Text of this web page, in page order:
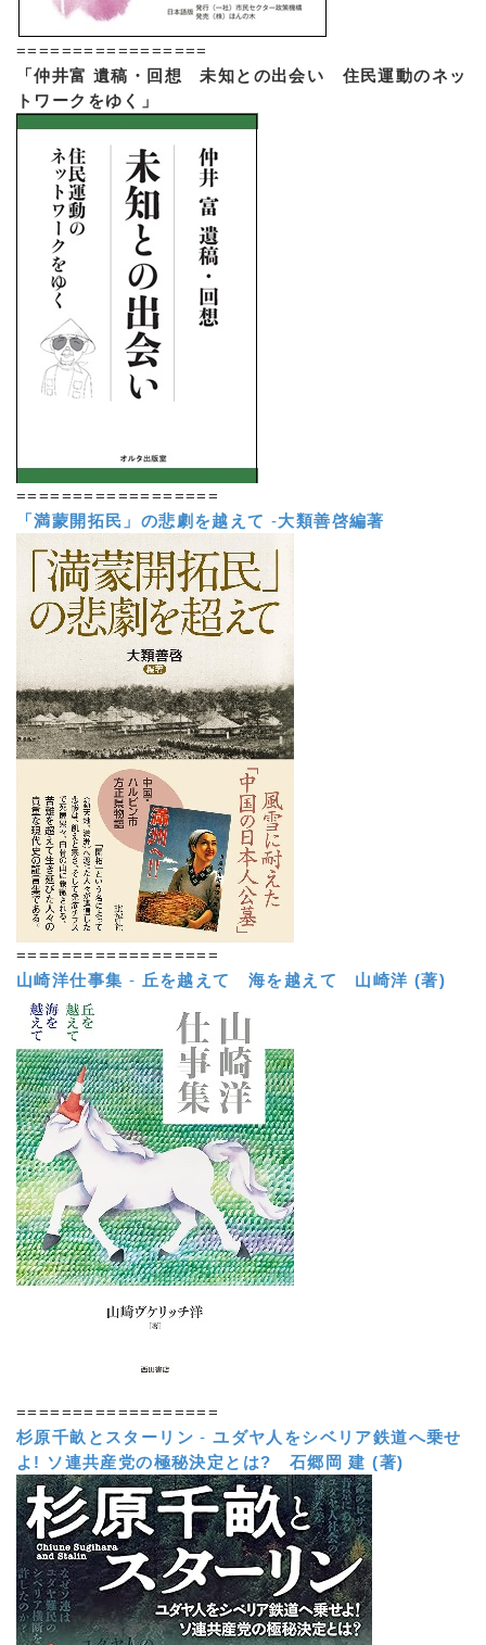
=================
「仲井富 遺稿・回想 未知との出会い 住民運動のネッ
トワークをゆく」
==================
「満蒙開拓民」の悲劇を越えて -大類善啓編著
==================
山崎洋仕事集 - 丘を越えて 海を越えて 山崎洋 (著)
==================
杉原千畝とスターリン -ユダヤ人をシベリア鉄道へ乗せ
よ! ソ連共産党の極秘決定とは?
石郷岡 建 (著)